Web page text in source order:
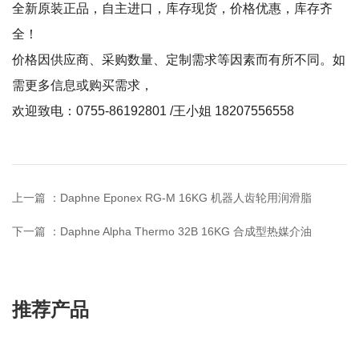
全新原装正品，自主进口，库存现货，价格优惠，库存齐
全！
价格因供应商、采购数量、定制需求等因素而有所不同。如
需更多信息或购买需求，
欢迎致电：0755-86192801 /王小姐 18207556558
上一篇 ： Daphne Eponex RG-M 16KG 机器人齿轮用润滑脂
下一篇 ： Daphne Alpha Thermo 32B 16KG 合成型热媒介油
推荐产品